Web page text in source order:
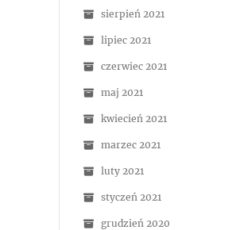
sierpień 2021
lipiec 2021
czerwiec 2021
maj 2021
kwiecień 2021
marzec 2021
luty 2021
styczeń 2021
grudzień 2020